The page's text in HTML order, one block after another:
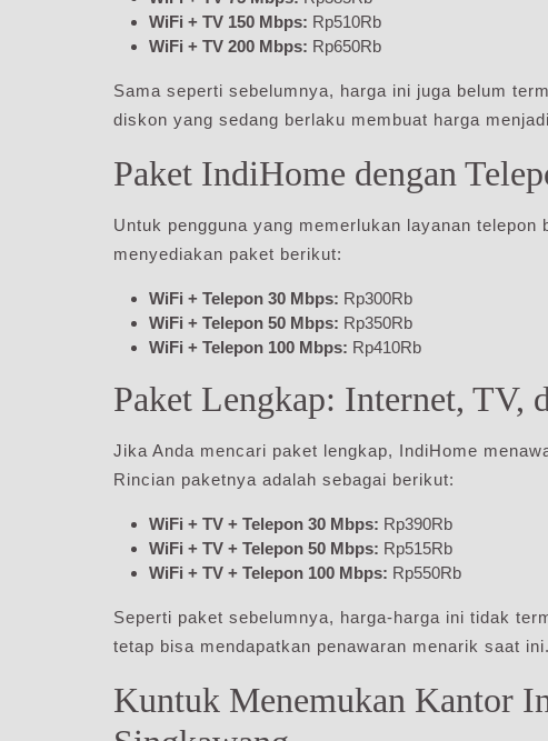
WiFi + TV 150 Mbps: Rp510Rb
WiFi + TV 200 Mbps: Rp650Rb
Sama seperti sebelumnya, harga ini juga belum
diskon yang sedang berlaku membuat harga
Paket IndiHome dengan
Untuk pengguna yang memerlukan layanan
menyediakan paket berikut:
WiFi + Telepon 30 Mbps: Rp300Rb
WiFi + Telepon 50 Mbps: Rp350Rb
WiFi + Telepon 100 Mbps: Rp410Rb
Paket Lengkap: Internet, TV,
Jika Anda mencari paket lengkap, IndiHome
Rincian paketnya adalah sebagai berikut:
WiFi + TV + Telepon 30 Mbps: Rp390Rb
WiFi + TV + Telepon 50 Mbps: Rp515Rb
WiFi + TV + Telepon 100 Mbps: Rp550Rb
Seperti paket sebelumnya, harga-harga ini tidak
tetap bisa mendapatkan penawaran menarik saat ini.
Kuntuk Menemukan Kantor